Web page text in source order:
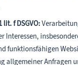
lit. f DSGVO:
Interessen,
funktionsfähigen
allgemeiner Anfragen